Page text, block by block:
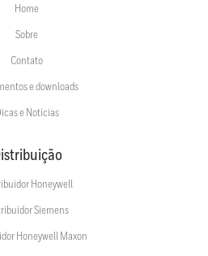
Home
Sobre
Contato
e downloads
e Notícias
Honeywell
Siemens
Honeywell Maxon